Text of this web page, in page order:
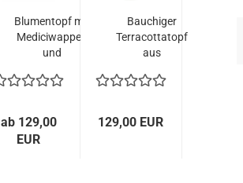
Blumentopf mit
Mediciwappen
und
ab 129,00
EUR
Bauchiger
Terracottatopf
aus
129,00 EUR